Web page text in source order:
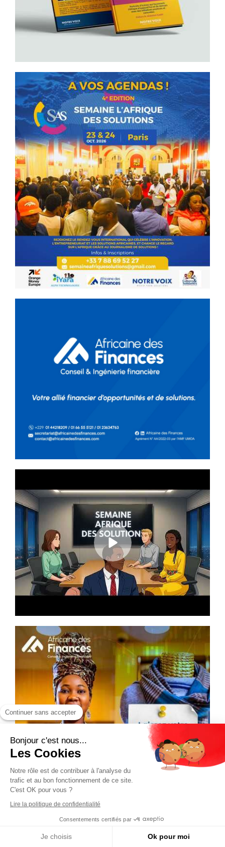
Continuer sans accepter
Bonjour c'est nous...
Les Cookies
Notre rôle est de contribuer à l'analyse du
trafic et au bon fonctionnement de ce site.
C'est OK pour vous ?
Lire la politique de confidentialité
Consentements certifiés par
Je choisis Ok pour moi